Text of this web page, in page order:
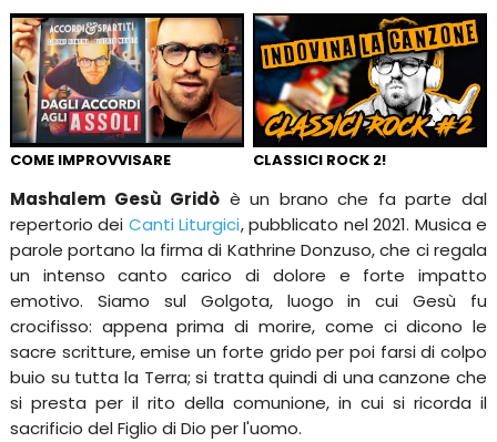
COME IMPROVVISARE CLASSICI ROCK 2!
Mashalem Gesù Gridò è un brano che fa parte dal
repertorio dei Canti Liturgici, pubblicato nel 2021. Musica e
parole portano la firma di Kathrine Donzuso, che ci regala
un intenso canto carico di dolore e forte impatto
emotivo. Siamo sul Golgota, luogo in cui Gesù fu
crocifisso: appena prima di morire, come ci dicono le
sacre scritture, emise un forte grido per poi farsi di colpo
buio su tutta la Terra; si tratta quindi di una canzone che
si presta per il rito della comunione, in cui si ricorda il
sacrificio del Figlio di Dio per l'uomo.